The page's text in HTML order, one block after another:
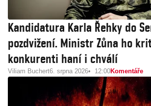
Kandidatura Karla Řehky do
pozdvižení. Ministr Zůna ho
konkurenti haní i chválí
Viliam Buchert6. srpna 2026 12:00Komentáře